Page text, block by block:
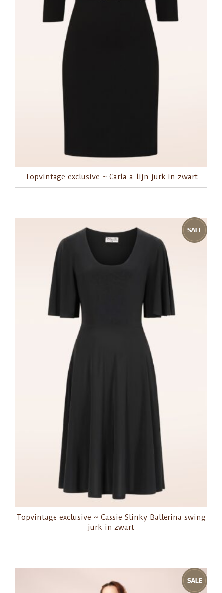
Topvintage exclusive ~ Carla a-lijn jurk in zwart
Topvintage exclusive ~ Cassie Slinky Ballerina swing
jurk in zwart